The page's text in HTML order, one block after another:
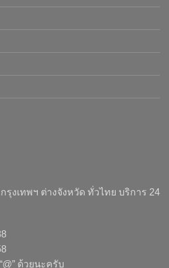
งเทพฯ ต่างจังหวัด ทั่วไทย บริการ 24
ด้วยนะครับ